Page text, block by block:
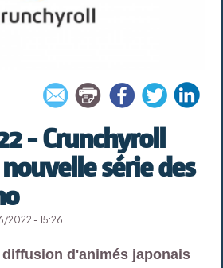
- Crunchyroll
série des
2022 - 15:26
d'animés japonais